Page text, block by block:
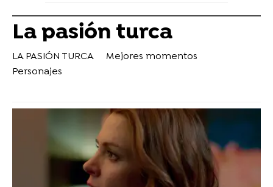
La pasión turca
LA PASIÓN TURCA
Mejores momentos
Personajes